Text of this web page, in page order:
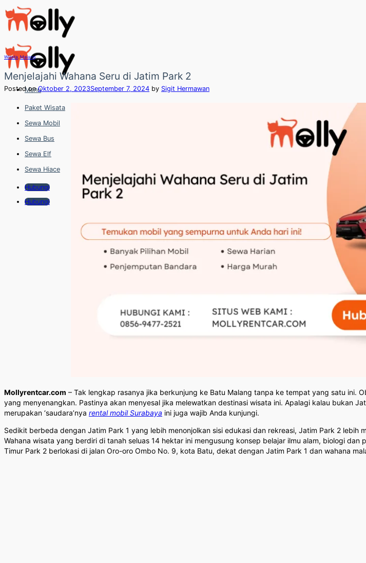
Skip
to
content
Menu
Paket Wisata
Sewa Mobil
Sewa Bus
Sewa Elf
Sewa Hiace
Hubungi
Hubungi
Wisata Malang
Menjelajahi Wahana Seru di Jatim Park 2
Posted onOktober 2, 2023September 7, 2024 by Sigit Hermawan
Mollyrentcar.com – Tak lengkap rasanya jika berkunjung ke Batu Malang tanpa ke tempat yang satu ini.
yang menyenangkan. Pastinya akan menyesal jika melewatkan destinasi wisata ini. Apalagi kalau bukan
merupakan ‘saudara’nya rental mobil Surabaya ini juga wajib Anda kunjungi.
Sedikit berbeda dengan Jatim Park 1 yang lebih menonjolkan sisi edukasi dan rekreasi, Jatim Park 2
Wahana wisata yang berdiri di tanah seluas 14 hektar ini mengusung konsep belajar ilmu alam, biologi
Timur Park 2 berlokasi di jalan Oro-oro Ombo No. 9, kota Batu, dekat dengan Jatim Park 1 dan wahana